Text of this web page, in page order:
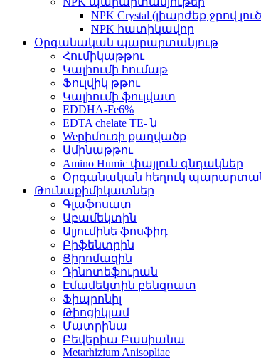
NPK Crystal (լիարժեք ջրով
NPK հատիկավոր
Օրգանական պարարտանյութ
Հումիկաթթու
Կալիումի հումաթ
Ֆուլվիկ թթու
Կալիումի ֆուլվատ
EDDHA-Fe6%
EDTA chelate TE- ն
Weրիմուռի քաղվածք
Ամինաթթու
Amino Humic փայլուն գնդակներ
Օրգանական հեղուկ
Թունաքիմիկատներ
Գլաֆոսատ
Աբամեկտին
Ալյումինե ֆոսֆիդ
Բիֆենտրին
Ցիրոմազին
Դինոտեֆուրան
Էմամեկտին բենզոատ
Ֆիպրոնիլ
Թիոցիկլամ
Մատրինա
Բեվերիա Բասիանա
Metarhizium Anisopliae